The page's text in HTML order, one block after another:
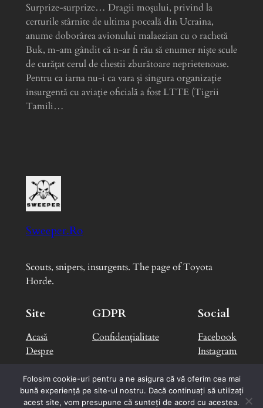
Surprize-surprize… Dragii moșului, privind la
certurile stârnite de ultima poceală din Ucraina,
anume doborârea avionului malaezian cu o rachetă
Buk, m-am gândit că n-ar fi rău să enumer niște scule
de curățat cerul de chestii zburătoare neprietenoase.
Pentru ca iarna nu-i ca vara și singura organizație
insurgentă cu aviație oficială a fost LTTE (Tigrii
Tamili…
Sweeper.Ro
Scouts, snipers, insurgents. The page of Toyota
Horde.
Site
Acasă
Despre
GDPR
Confidențialitate
Social
Facebook
Instagram
Designed withWordPressbyGeorge B.
Folosim cookie-uri pentru a ne asigura că vă oferim cea mai
bună experiență pe site-ul nostru. Dacă continuați să utilizați
acest site, vom presupune că sunteți de acord cu acestea.